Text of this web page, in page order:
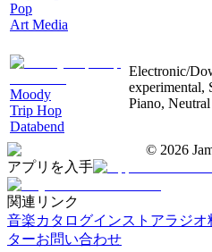
Pop
Art Media
Moody
Trip Hop
Databend
Electronic/
experimental,
Piano, Neutral
© 2026
アプリを入手
関連リンク
音楽カタログインストアラジオ
ターお問い合わせ